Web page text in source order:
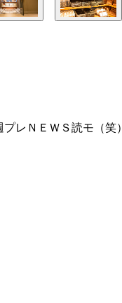
レＮＥＷＳ読モ（